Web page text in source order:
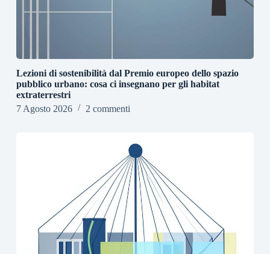
Lezioni di sostenibilità dal Premio europeo dello spazio
pubblico urbano: cosa ci insegnano per gli habitat
extraterrestri
7 Agosto 2026
2 commenti